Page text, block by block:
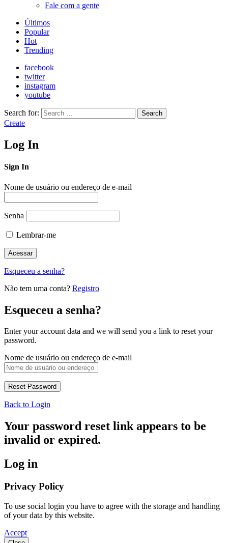
Fale com a gente
Últimos
Popular
Hot
Trending
facebook
twitter
instagram
youtube
Search for: Search
Create
Log In
Sign In
Nome de usuário ou endereço de e-mail
Senha
Lembrar-me
Esqueceu a senha?
Não tem uma conta? Registro
Esqueceu a senha?
Enter your account data and we will send you a link to reset your
password.
Nome de usuário ou endereço de e-mail
Back to Login
Your password reset link appears to be
invalid or expired.
Log in
Privacy Policy
To use social login you have to agree with the storage and handling
of your data by this website.
Accept